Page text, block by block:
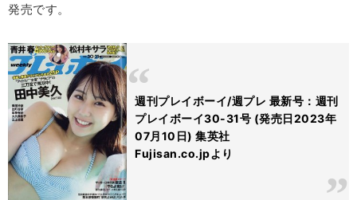
発売です。
週刊プレイボーイ/週プレ 最新号：週刊
プレイボーイ30-31号 (発売日2023年
07月10日) 集英社
Fujisan.co.jpより